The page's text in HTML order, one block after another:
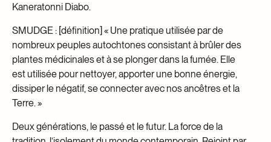
Kaneratonni Diabo.
SMUDGE : [définition] « Une pratique utilisée par de
nombreux peuples autochtones consistant à brûler des
plantes médicinales et à se plonger dans la fumée. Elle
est utilisée pour nettoyer, apporter une bonne énergie,
dissiper le négatif, se connecter avec nos ancêtres et la
Terre. »
Deux générations, le passé et le futur. La force de la